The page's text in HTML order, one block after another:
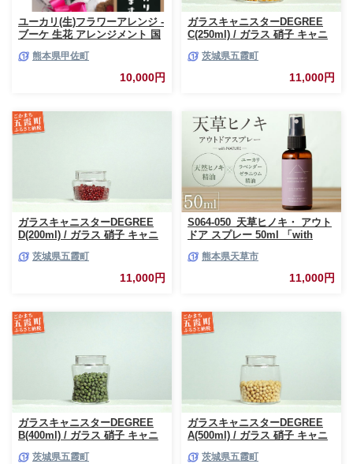
ユーカリ(生)フラワーアレンジ -
ブーケ 生花 アレンジメント 国
ンテリア 虫よけ作用 人気 おす
熊本県甲佐町
10,000円
ガラスキャニスターDEGREE
C(250ml) / ガラス 硝子 キャニ
耐熱 一生もの 職人 こだわり
JIDA デザインミュージアムセ
レクション 茨城県 五霞町
茨城県五霞町
11,000円
ガラスキャニスターDEGREE
D(200ml) / ガラス 硝子 キャニ
耐熱 一生もの 職人 こだわり
JIDA デザインミュージアムセ
レクション 茨城県 五霞町
茨城県五霞町
11,000円
S064-050_天草ヒノキ・ アウト
ドア スプレー 50ml 「with
熊本県天草市
11,000円
ガラスキャニスターDEGREE
B(400ml) / ガラス 硝子 キャニ
耐熱 一生もの 職人 こだわり
茨城県五霞町
ガラスキャニスターDEGREE
A(500ml) / ガラス 硝子 キャニ
耐熱 一生もの 職人 こだわり
茨城県五霞町